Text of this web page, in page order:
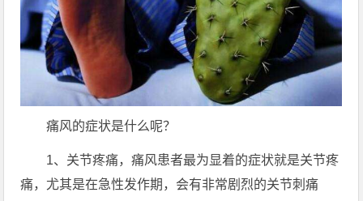
痛风的症状是什么呢？
​1、关节疼痛，痛风患者最为显着的症状就是关节疼
痛，尤其是在急性发作期，会有非常剧烈的关节刺痛